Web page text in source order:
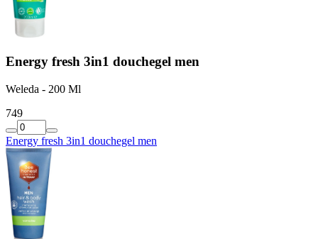
Energy fresh 3in1 douchegel men
Weleda - 200 Ml
749
Energy fresh 3in1 douchegel men